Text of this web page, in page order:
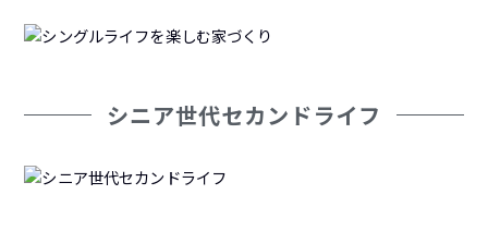
シニア世代セカンドライフ